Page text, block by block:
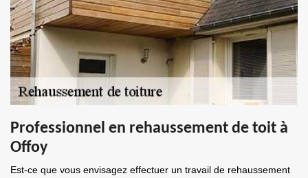
Professionnel en rehaussement de toit à
Offoy
Est-ce que vous envisagez effectuer un travail de rehaussement